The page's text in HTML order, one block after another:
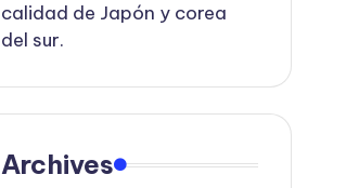
calidad de Japón y corea
del sur.
Archives